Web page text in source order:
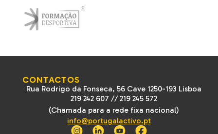
CONTACTOS
Rua Rodrigo da Fonseca, 56 Cave 1250-193 Lisboa
219 242 607 //219 245 572
(Chamada para a rede fixa nacional)
info@portugalactivo.pt